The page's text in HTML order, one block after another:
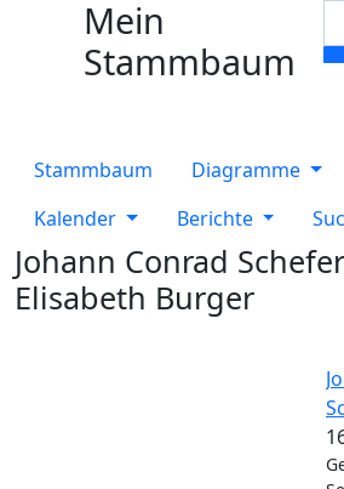
Weiter zu Hauptseite
Mein
Stammbaum
Stammbaum
Diagramme
Kalender
Berichte
Johann Conrad Schefer
Elisabeth Burger